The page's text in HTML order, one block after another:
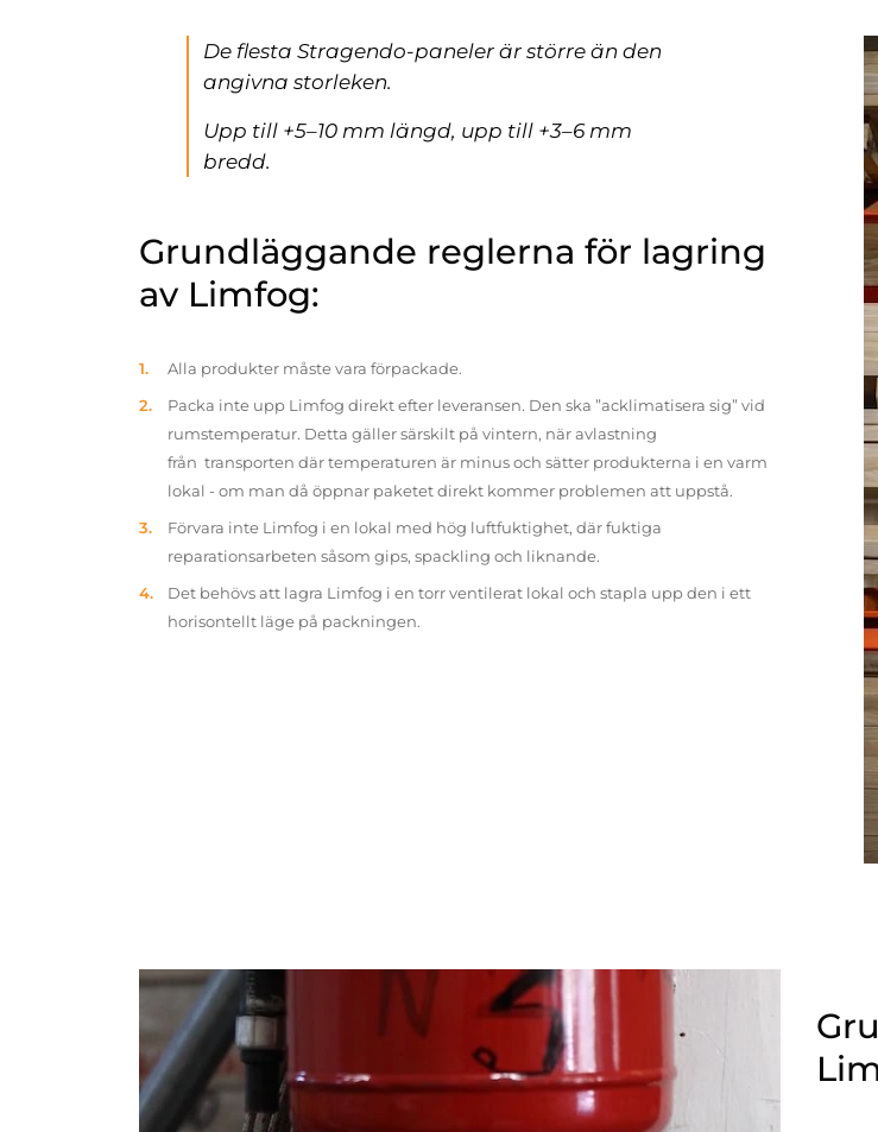
De flesta Stragendo-paneler är större än den
angivna storleken.
Upp till +5–10 mm längd, upp till +3–6 mm
bredd.
Grundläggande reglerna för lagring
av Limfog:
Alla produkter måste vara förpackade.
Packa inte upp Limfog direkt efter leveransen. Den ska ”acklimatisera sig” vid
rumstemperatur. Detta gäller särskilt på vintern, när avlastning
från transporten där temperaturen är minus och sätter produkterna i en varm
lokal - om man då öppnar paketet direkt kommer problemen att uppstå.
Förvara inte Limfog i en lokal med hög luftfuktighet, där fuktiga
reparationsarbeten såsom gips, spackling och liknande.
Det behövs att lagra Limfog i en torr ventilerat lokal och stapla upp den i ett
horisontellt läge på packningen.